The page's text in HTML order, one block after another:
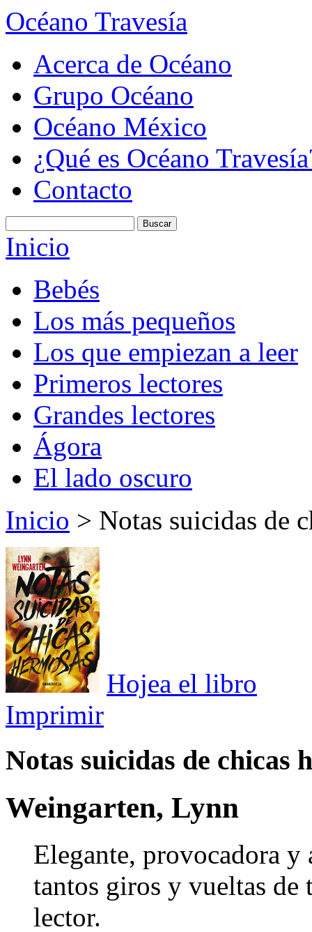
Océano Travesía
Acerca de Océano
Grupo Océano
Océano México
¿Qué es Océano
Contacto
Inicio
Bebés
Los más pequeños
Los que empiezan a leer
Primeros lectores
Grandes lectores
Ágora
El lado oscuro
Inicio > Notas suicidas de
Hojea el libro
Imprimir
Notas suicidas de chicas
Weingarten, Lynn
Elegante, provocadora y
tantos giros y vueltas de
lector.